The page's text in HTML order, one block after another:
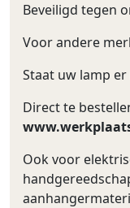
Beveiligd tegen
Voor andere
Staat uw lamp
Direct te
Ook voor